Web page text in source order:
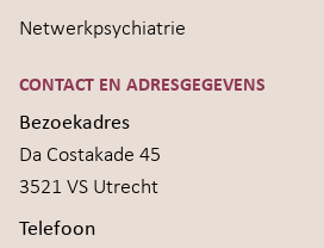
Netwerkpsychiatrie
CONTACT EN ADRESGEGEVENS
Bezoekadres
Da Costakade 45
3521 VS Utrecht
Telefoon